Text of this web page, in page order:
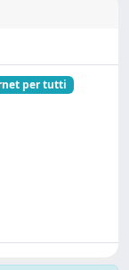
per tutti